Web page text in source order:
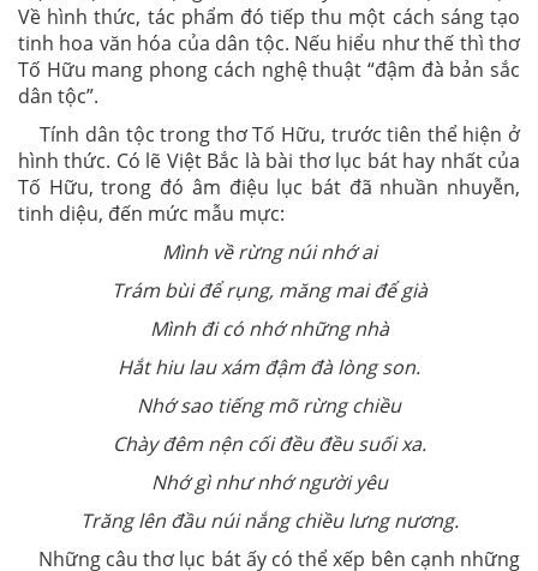
Về hình thức, tác phẩm đó tiếp thu một cách sáng tạo
tinh hoa văn hóa của dân tộc. Nếu hiểu như thế thì thơ
Tố Hữu mang phong cách nghệ thuật “đậm đà bản sắc
dân tộc”.
Tính dân tộc trong thơ Tố Hữu, trước tiên thể hiện ở
hình thức. Có lẽ Việt Bắc là bài thơ lục bát hay nhất của
Tố Hữu, trong đó âm điệu lục bát đã nhuần nhuyễn,
tinh diệu, đến mức mẫu mực:
Mình về rừng núi nhớ ai
Trám bùi để rụng, măng mai để già
Mình đi có nhớ những nhà
Hắt hiu lau xám đậm đà lòng son.
Nhớ sao tiếng mõ rừng chiều
Chày đêm nện cối đều đều suối xa.
Nhớ gì như nhớ người yêu
Trăng lên đầu núi nắng chiều lưng nương.
Những câu thơ lục bát ấy có thể xếp bên cạnh những